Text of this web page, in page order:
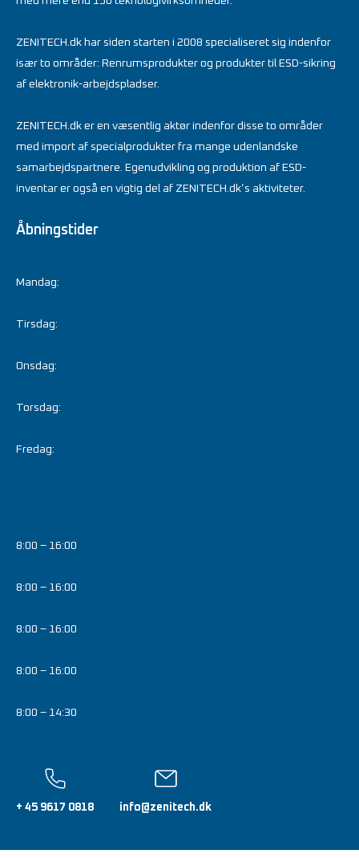
ZENITECH.dk har siden starten i 2008 specialiseret sig indenfor
især to områder: Renrumsprodukter og produkter til ESD-sikring
af elektronik-arbejdspladser.
ZENITECH.dk er en væsentlig aktør indenfor disse to områder
med import af specialprodukter fra mange udenlandske
samarbejdspartnere. Egenudvikling og produktion af ESD-
inventar er også en vigtig del af ZENITECH.dk’s aktiviteter.
Åbningstider
Mandag:
Tirsdag:
Onsdag:
Torsdag:
Fredag:
8:00 – 16:00
8:00 – 16:00
8:00 – 16:00
8:00 – 16:00
8:00 – 14:30
+ 45 9617 0818 info@zenitech.dk